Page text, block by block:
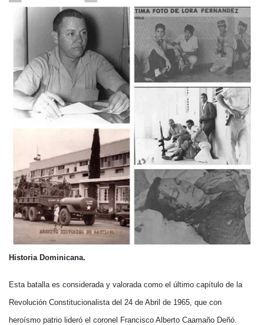
Historia Dominicana.
Esta batalla es considerada y valorada como el último capítulo de la
Revolución Constitucionalista del 24 de Abril de 1965, que con
heroísmo patrio lideró el coronel Francisco Alberto Caamaño Deñó.